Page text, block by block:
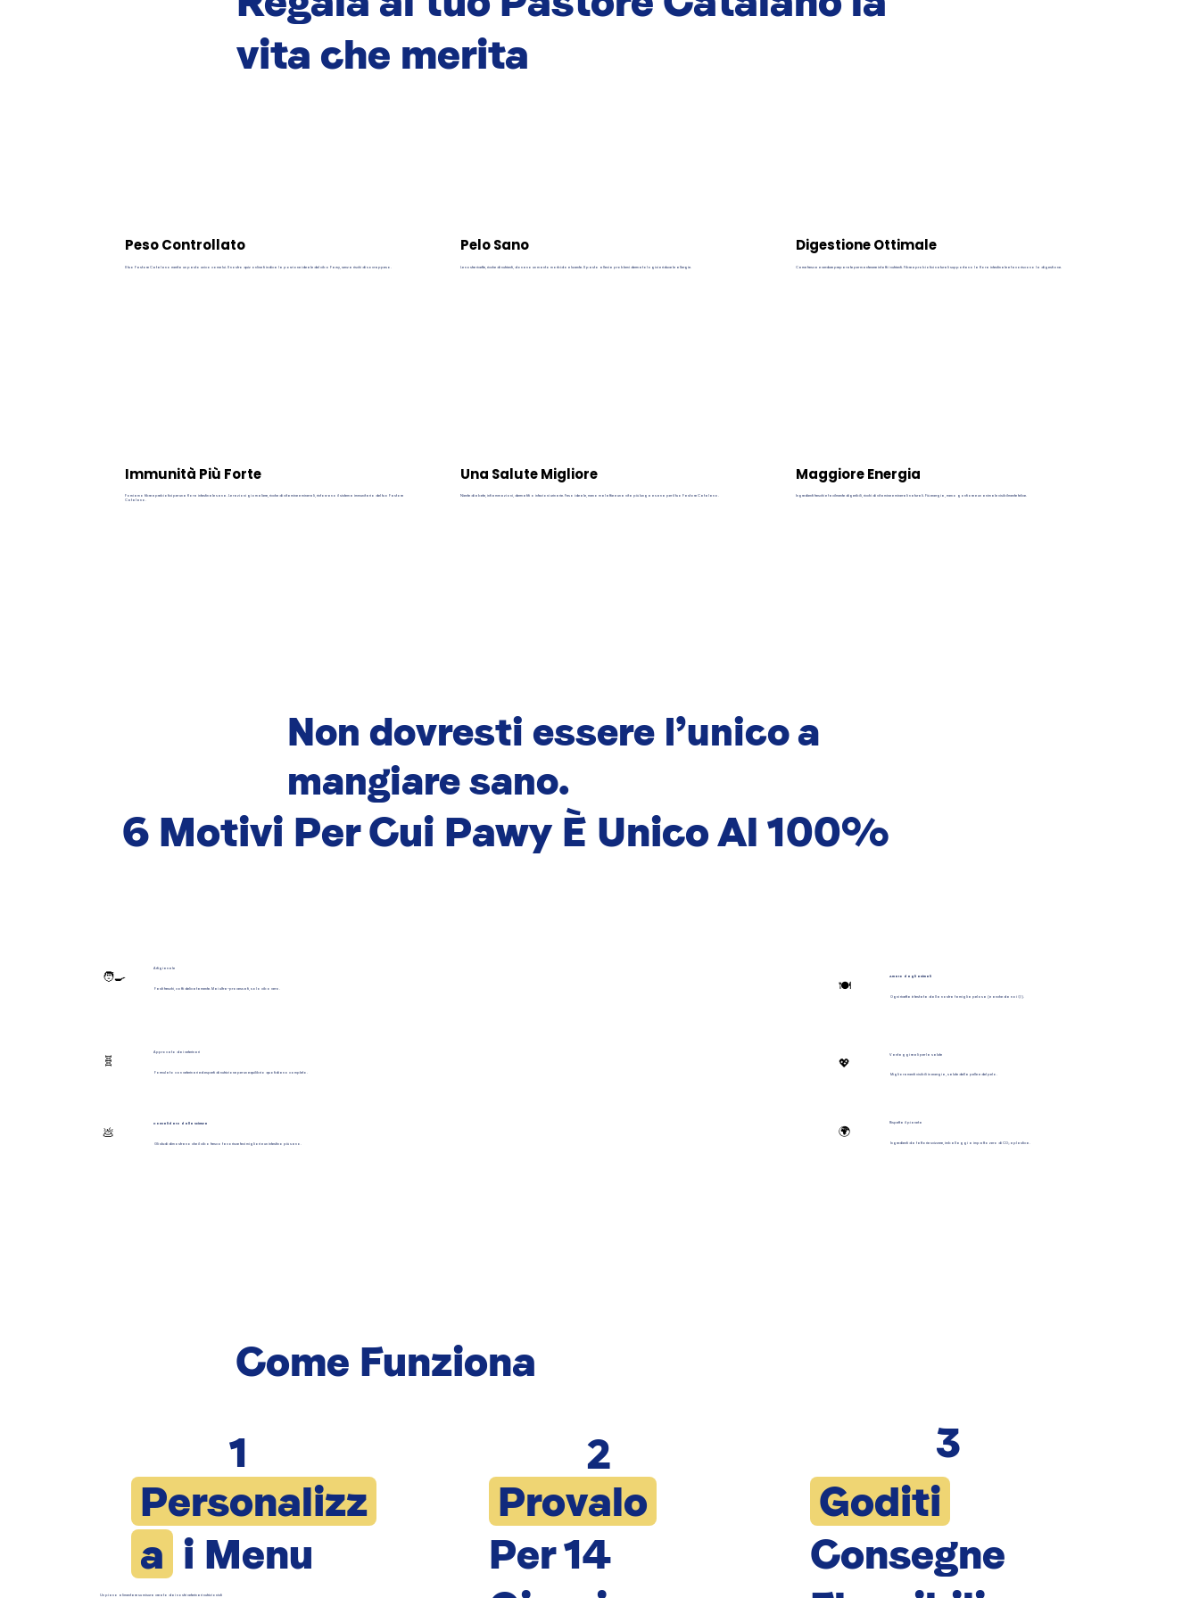
vita che merita
Peso Controllato
Il tuo Pastore Catalano merita un pasto unico come lui. Il nostro quiz online ti indica la porzione ideale del cibo Pawy, senza rischi di sovrappeso.
Pelo Sano
Le nostre ricette, ricche di nutrienti, donano un manto morbido e lucente. Il pasto allevia problemi dermatologici e riduce le allergie.
Digestione Ottimale
Carne fresca e verdure preparate per mantenere intatti i nutrienti. Fibre e probiotici naturali supportano la flora intestinale e favoriscono la digestione.
Immunità Più Forte
Forniamo fibre e prebiotici per una flora intestinale sana. Le razioni giornaliere, ricche di vitamine e minerali, rinforzano il sistema immunitario del tuo Pastore
Catalano.
Una Salute Migliore
Niente diabete, infiammazioni, dermatiti o infezioni urinarie. Peso ideale, meno malattie e una vita più lunga e sana per il tuo Pastore Catalano.
Maggiore Energia
Ingredienti freschi e facilmente digeribili, ricchi di vitamine e minerali naturali. Più energia, meno gonfiore e un animale visibilmente felice.
Non dovresti essere l’unico a
mangiare sano.
6 Motivi Per Cui Pawy È Unico Al 100%
🧑‍🍳
Artigianale
Pasti freschi, cotti delicatamente. Mai ultra-processati, solo cibo vero.
🧬
Formulato con veterinari ed esperti di nutrizione per un equilibrio quotidiano completo.
Approvato dai veterinari
💩
Convalidato dalla scienza
Gli studi dimostrano che il cibo fresco favorisce feci migliori e un intestino più sano.
💖
Vantaggi reali per la salute
Miglioramenti visibili in energia, salute della pelle e del pelo.
🌍
Rispetta il pianeta
Ingredienti da fattorie svizzere, imballaggi a impatto zero di CO₂ e plastica.
🍽️
Amato dagli animali
Ogni ricetta è testata dalla nostra famiglia pelosa (e anche da noi 🙂).
Come Funziona
1
Personalizz
a i Menu
Un piano alimentare su misura creato dai nostri veterinari nutrizionisti
Provalo
Per 14
2
Goditi
Consegne
3